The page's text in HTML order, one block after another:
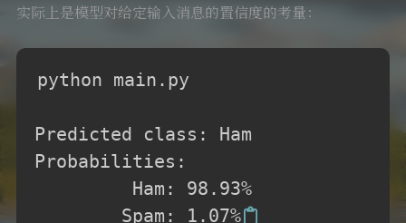
实际上是模型对给定输入消息的置信度的考量：
python main.py
Predicted class: Ham
Probabilities:
         Ham: 98.93%
        Spam: 1.07%